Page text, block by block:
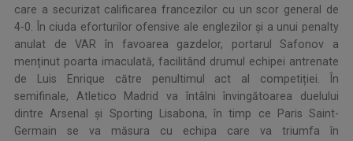
care a securizat calificarea francezilor cu un scor general de
4-0. În ciuda eforturilor ofensive ale englezilor și a unui penalty
anulat de VAR în favoarea gazdelor, portarul Safonov a
menținut poarta imaculată, facilitând drumul echipei antrenate
de Luis Enrique către penultimul act al competiției. În
semifinale, Atletico Madrid va întâlni învingătoarea duelului
dintre Arsenal și Sporting Lisabona, în timp ce Paris Saint-
Germain se va măsura cu echipa care va triumfa în